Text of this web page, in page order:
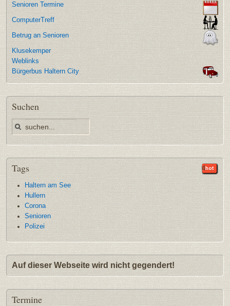
Senioren Termine
ComputerTreff
Betrug an Senioren
Klusekemper
Weblinks
Bürgerbus Haltern City
Suchen
Tags
Haltern am See
35
Hullern
9
Corona
9
Senioren
5
Polizei
4
Auf dieser Webseite wird nicht gegendert!
Termine